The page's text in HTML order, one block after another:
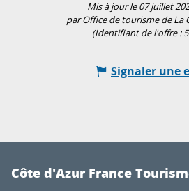
Mis à jour le 07 juillet
par Office de tourisme de La
(Identifiant de l'offre :
Signaler une
Côte d'Azur France